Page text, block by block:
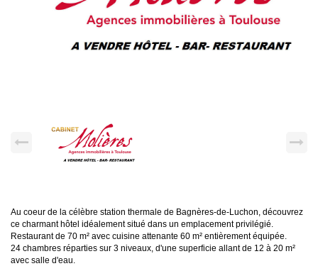
Au coeur de la célèbre station thermale de Bagnères-de-Luchon, découvrez
ce charmant hôtel idéalement situé dans un emplacement privilégié.
Restaurant de 70 m² avec cuisine attenante 60 m² entièrement équipée.
24 chambres réparties sur 3 niveaux, d'une superficie allant de 12 à 20 m²
avec salle d'eau.